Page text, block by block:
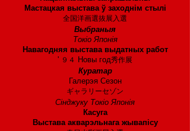
Мастацкая выстава ў заходнім стылі
全国洋画選抜展入選
Выбраныя
Токіо Японія
Навагодняя выстава выдатных работ
' ９４ Новы год秀作展
Куратар
Галерэя Сезон
ギャラリーセゾン
Сінджуку Токіо Японія
Касуга
Выстава акварэльнага жывапісу